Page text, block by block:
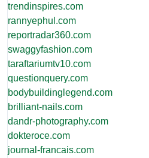
trendinspires.com
rannyephul.com
reportradar360.com
swaggyfashion.com
taraftariumtv10.com
questionquery.com
bodybuildinglegend.com
brilliant-nails.com
dandr-photography.com
dokteroce.com
journal-francais.com